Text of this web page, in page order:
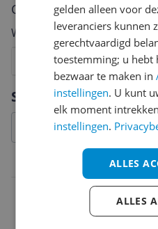
Specificaties
Cijfer
Welk cijfer geef jij dit
5
4
3
2
gelden alleen voor
leveranciers kunnen
gerechtvaardigd
toestemming; u hebt
bezwaar te maken in
instellingen. U kunt
elk moment
instellingen.
ALLES
ALLES